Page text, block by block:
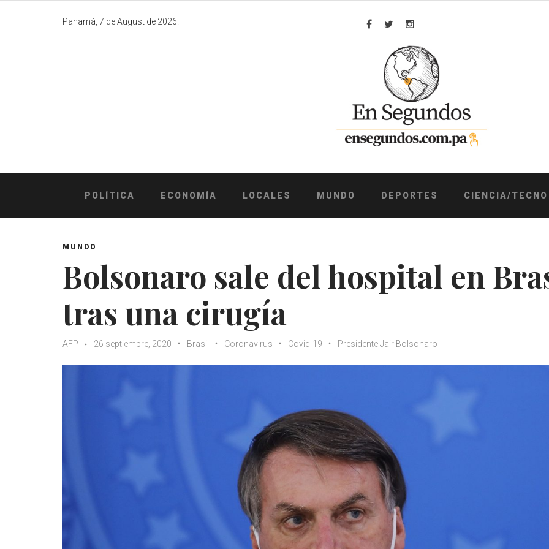
Panamá, 7 de August de 2026.
Facebook
TwitterInstagram
POLÍTICA ECONOMÍA LOCALES MUNDO DEPORTES CIENCIA/TECNO
MUNDO
Bolsonaro sale del hospital en
tras una cirugía
AFP 26 septiembre, 2020 Brasil Coronavirus Covid-19 Presidente Jair Bolsonaro